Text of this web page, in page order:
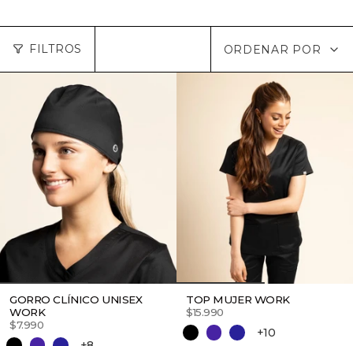
FILTROS
Ordenar
por
ORDENAR POR
GORRO CLÍNICO UNISEX
WORK
$7.990
TOP MUJER WORK
$15.990
+10